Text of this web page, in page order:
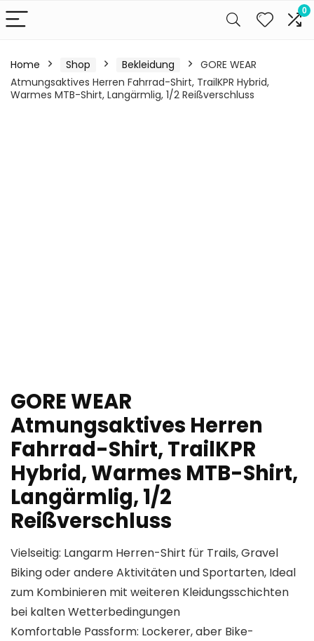
0
Home Shop Bekleidung
GORE WEAR
Atmungsaktives Herren Fahrrad-Shirt, TrailKPR Hybrid,
Warmes MTB-Shirt, Langärmlig, 1/2 Reißverschluss
GORE WEAR
Atmungsaktives Herren
Fahrrad-Shirt, TrailKPR
Hybrid, Warmes MTB-Shirt,
Langärmlig, 1/2
Reißverschluss
Vielseitig: Langarm Herren-Shirt für Trails, Gravel
Biking oder andere Aktivitäten und Sportarten, Ideal
zum Kombinieren mit weiteren Kleidungsschichten
bei kalten Wetterbedingungen
Komfortable Passform: Lockerer, aber Bike-